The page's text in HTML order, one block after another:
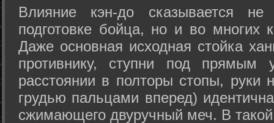
Влияние кэн-до сказывается не
подготовке бойца, но и во многих
Даже основная исходная стойка
противнику, ступни под прямым
расстоянии в полторы стопы, руки
грудью пальцами вперед)
сжимающего двуручный меч. В